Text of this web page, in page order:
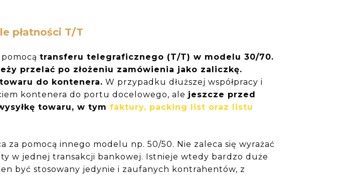
płatności T/T
pomocątransferu telegraficznego (T/T) w modelu 30/70.
przelać po złożeniu zamówienia jako zaliczkę.
do kontenera. W przypadku dłuższej współpracy i
kontenera do portu docelowego, ale jeszcze przed
towaru, w tymfaktury, packing list oraz listu
za pomocą innego modelu np. 50/50. Nie zaleca się wyrażać
w jednej transakcji bankowej. Istnieje wtedy bardzo duże
być stosowany jedynie i zaufanych kontrahentów, z